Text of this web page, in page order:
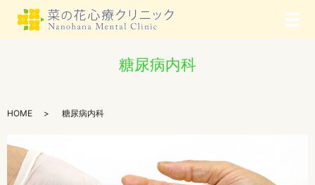
メ
糖尿病内科
HOME 糖尿病内科